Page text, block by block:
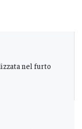
nel furto